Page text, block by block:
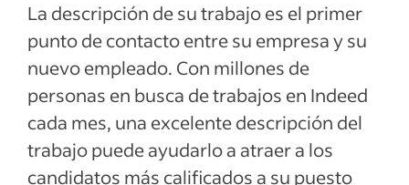
Recursos Humanos
Responsabilidades y Deberes de Director
de Recursos Humanos
Calificaciones y habilidades de Director de
Recursos Humanos
Ejemplos de descripciones del empleo
La descripción de su trabajo es el primer
punto de contacto entre su empresa y su
nuevo empleado. Con millones de
personas en busca de trabajos en Indeed
cada mes, una excelente descripción del
trabajo puede ayudarlo a atraer a los
candidatos más calificados a su puesto